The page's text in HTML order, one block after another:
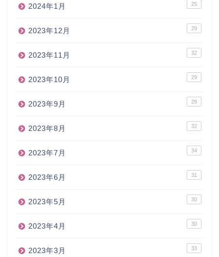
2024年1月 25
2023年12月 29
2023年11月 32
2023年10月 29
2023年9月 29
2023年8月 32
2023年7月 34
2023年6月 31
2023年5月 30
2023年4月 30
2023年3月 33